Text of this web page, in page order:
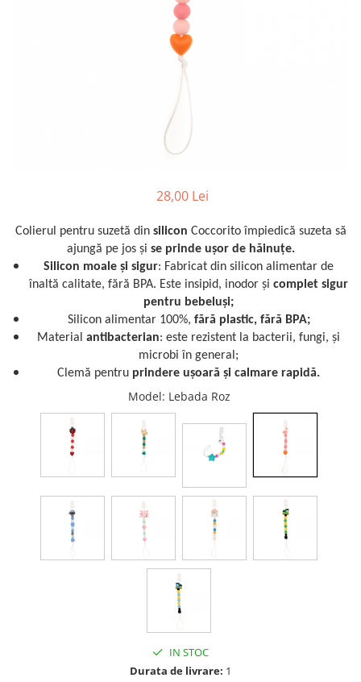
Sac de dormit pentru tranziție
Chilotei de antrenament la olita
Olite si reductoare
BABIATORS
28,00 Lei
Colierul pentru suzetă din silicon Coccorito împiedică suzeta să
ajungă pe jos și se prinde ușor de hăinuțe.
Silicon moale și sigur: Fabricat din silicon alimentar de
înaltă calitate, fără BPA. Este insipid, inodor și complet sigur
pentru bebeluși;
Silicon alimentar 100%, fără plastic, fără BPA;
Material antibacterian: este rezistent la bacterii, fungi, și
microbi în general;
Clemă pentru prindere ușoară și calmare rapidă.
Model: Lebada Roz
IN STOC
Durata de livrare: 1